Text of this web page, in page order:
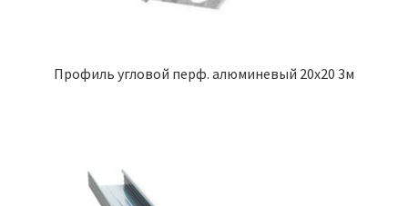
Профиль угловой перф. алюминевый 20х20 3м